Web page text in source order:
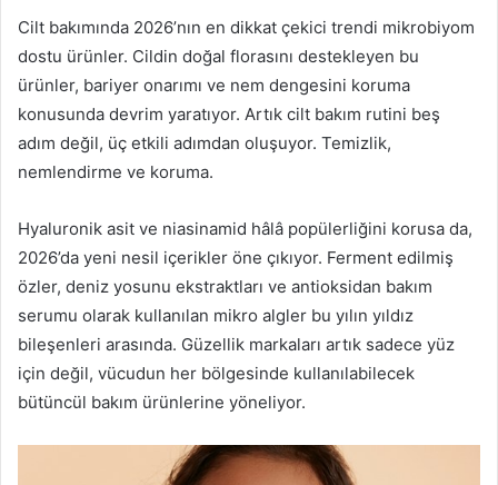
Cilt bakımında 2026’nın en dikkat çekici trendi mikrobiyom
dostu ürünler. Cildin doğal florasını destekleyen bu
ürünler, bariyer onarımı ve nem dengesini koruma
konusunda devrim yaratıyor. Artık cilt bakım rutini beş
adım değil, üç etkili adımdan oluşuyor. Temizlik,
nemlendirme ve koruma.
Hyaluronik asit ve niasinamid hâlâ popülerliğini korusa da,
2026’da yeni nesil içerikler öne çıkıyor. Ferment edilmiş
özler, deniz yosunu ekstraktları ve antioksidan bakım
serumu olarak kullanılan mikro algler bu yılın yıldız
bileşenleri arasında. Güzellik markaları artık sadece yüz
için değil, vücudun her bölgesinde kullanılabilecek
bütüncül bakım ürünlerine yöneliyor.